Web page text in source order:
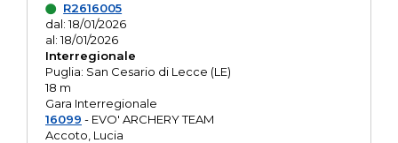
R2616005
dal: 18/01/2026
al: 18/01/2026
Interregionale
Puglia: San Cesario di Lecce (LE)
18 m
Gara Interregionale
16099 - EVO' ARCHERY TEAM
Accoto, Lucia